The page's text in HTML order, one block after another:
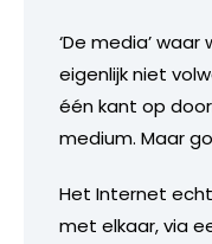
‘De media’
eigenlijk niet
één kant op
medium. Maar
Het Internet
met elkaar, via